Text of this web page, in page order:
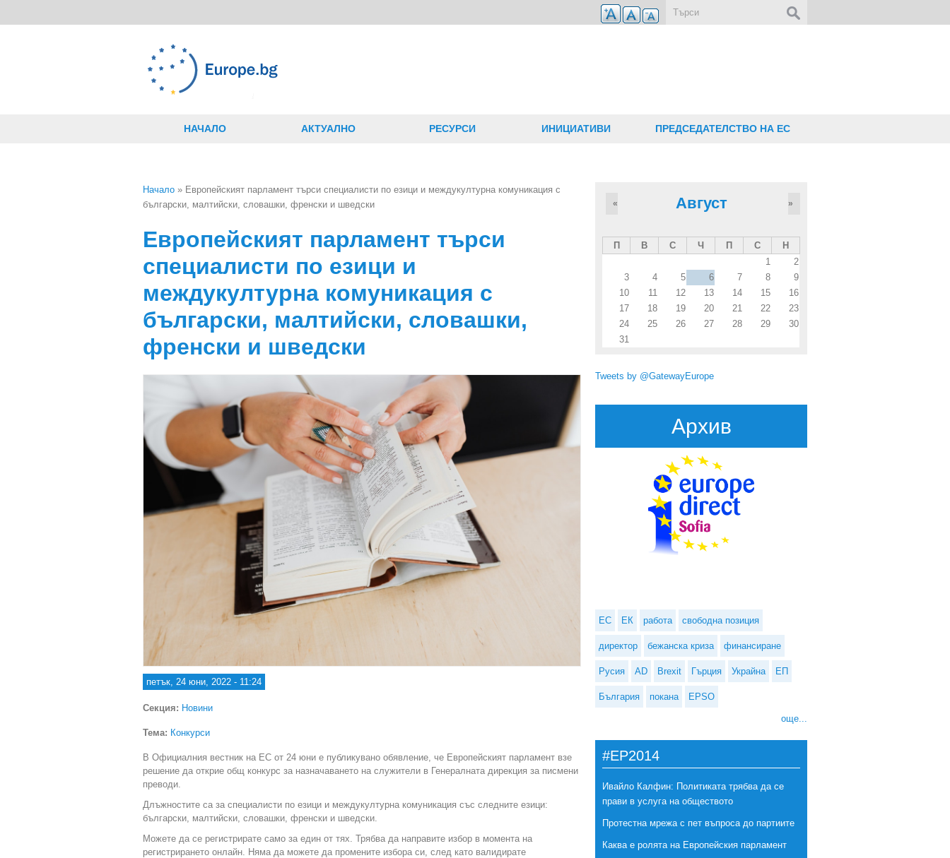
НАЧАЛО АКТУАЛНО РЕСУРСИ ИНИЦИАТИВИ ПРЕДСЕДАТЕЛСТВО НА ЕС
Вие сте тук
Начало » Европейският парламент търси специалисти по езици и междукултурна комуникация с
български, малтийски, словашки, френски и шведски
Европейският парламент търси
специалисти по езици и
междукултурна комуникация с
български, малтийски, словашки,
френски и шведски
петък, 24 юни, 2022 - 11:24
Секция: Новини
Тема: Конкурси
В Официалния вестник на ЕС от 24 юни е публикувано обявление, че Европейският парламент взе
решение да открие общ конкурс за назначаването на служители в Генералната дирекция за писмени
преводи.
Длъжностите са за специалисти по езици и междукултурна комуникация със следните езици:
български, малтийски, словашки, френски и шведски.
Можете да се регистрирате само за един от тях. Трябва да направите избор в момента на
регистрирането онлайн. Няма да можете да промените избора си, след като валидирате
Август
« »
П В С Ч П С
Н
1
2
3
4 5 6 7 8
9
10
11 12 13 14 15
16
17
18 19 20 21 22
23
24
25 26 27 28 29
30
31
Tweets by @GatewayEurope
Архив
ЕС ЕК работа свободна позиция
директор бежанска криза финансиране
Русия AD Brexit Гърция Украйна ЕП
България покана EPSO
още...
#EP2014
Ивайло Калфин: Политиката трябва да се
прави в услуга на обществото
Протестна мрежа с пет въпроса до партиите
Каква е ролята на Европейския парламент